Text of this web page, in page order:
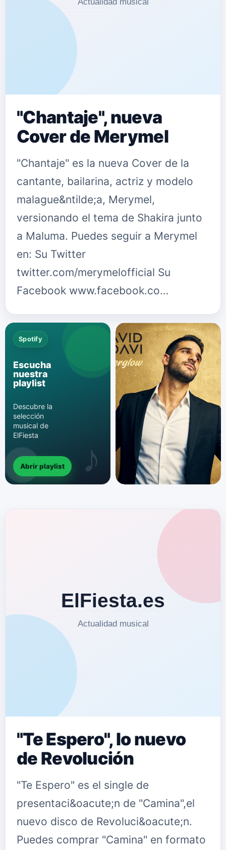
"Chantaje", nueva
Cover de Merymel
"Chantaje" es la nueva Cover de la
cantante, bailarina, actriz y modelo
malague&ntilde;a, Merymel,
versionando el tema de Shakira junto
a Maluma. Puedes seguir a Merymel
en: Su Twitter
twitter.com/merymelofficial Su
Facebook www.facebook.co…
Spotify
Escucha
nuestra
playlist
Descubre la
selección
musical de
ElFiesta
Abrir playlist
"Te Espero", lo nuevo
de Revolución
"Te Espero" es el single de
presentaci&oacute;n de "Camina",el
nuevo disco de Revoluci&oacute;n.
Puedes comprar "Camina" en formato